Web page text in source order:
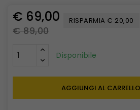
€ 69,00
€ 89,00
RISPARMIA € 20,00
Disponibile
AGGIUNGI AL CARRELLO